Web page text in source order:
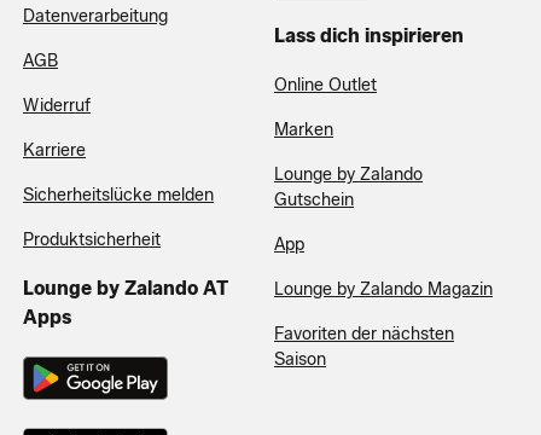
Datenverarbeitung
AGB
Widerruf
Karriere
Sicherheitslücke melden
Produktsicherheit
Lounge by Zalando AT
Apps
Lass dich inspirieren
Online Outlet
Marken
Lounge by Zalando
Gutschein
App
Lounge by Zalando Magazin
Favoriten der nächsten
Saison